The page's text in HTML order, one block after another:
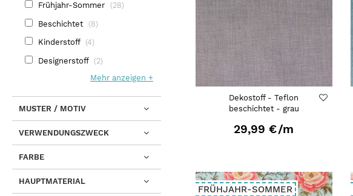
Dekostoff - Teflon
beschichtet - grau
29,99 €/m
FRÜHJAHR-SOMMER
Frühjahr-Sommer 28
Beschichtet 8
Kinderstoff 4
Designerstoff
2
Mehr anzeigen
MUSTER / MOTIV
VERWENDUNGSZWECK
FARBE
HAUPTMATERIAL